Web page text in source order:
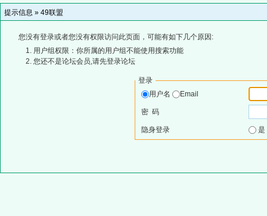
提示信息 » 49联盟
您没有登录或者您没有权限访问此页面，可能有如下几个原因:
用户组权限：你所属的用户组不能使用搜索功能
您还不是论坛会员,请先登录论坛
登录
用户名
Email
密 码
隐身登录